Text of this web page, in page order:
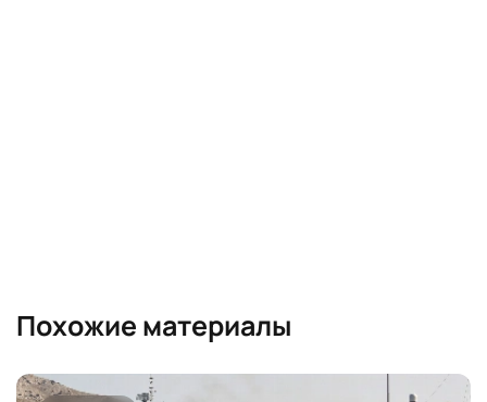
Похожие материалы